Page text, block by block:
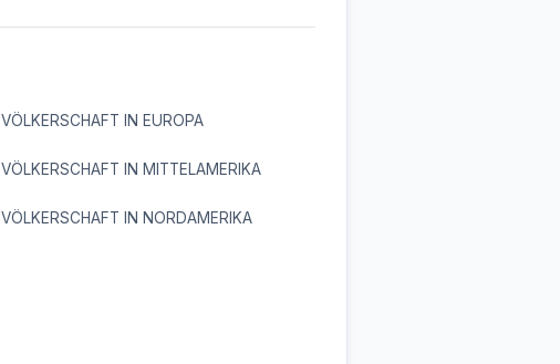
VÖLKERSCHAFT IN EUROPA
VÖLKERSCHAFT IN MITTELAMERIKA
VÖLKERSCHAFT IN NORDAMERIKA